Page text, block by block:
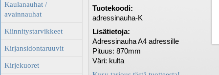
Kaulanauhat /
avainnauhat
Kiinnitystarvikkeet
Kirjansidontaruuvit
Kirjekuoret
Tuotekoodi:
adressinauha-K
Lisätietoja:
Adressinauha A4 adressille
Pituus: 870mm
Väri: kulta